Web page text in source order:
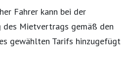
Fahrer kann bei der
des Mietvertrags gemäß den
gewählten Tarifs hinzugefügt